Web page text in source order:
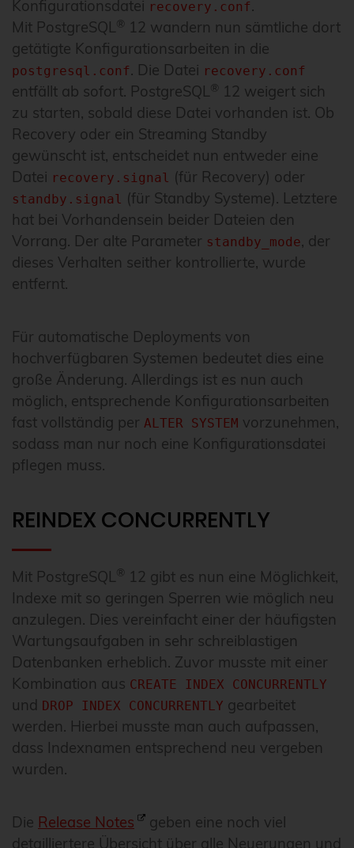
Konfigurationsdatei recovery.conf.
Mit PostgreSQL ® 12 wandern nun sämtliche dort
getätigte Konfigurationsarbeiten in die
postgresql.conf. Die Datei recovery.conf
entfällt ab sofort. PostgreSQL ® 12 weigert sich
zu starten, sobald diese Datei vorhanden ist. Ob
Recovery oder ein Streaming Standby
gewünscht ist, entscheidet nun entweder eine
Datei recovery.signal (für Recovery) oder
standby.signal (für Standby Systeme). Letztere
hat bei Vorhandensein beider Dateien den
Vorrang. Der alte Parameter standby_mode, der
dieses Verhalten seither kontrollierte, wurde
entfernt.
Für automatische Deployments von
hochverfügbaren Systemen bedeutet dies eine
große Änderung. Allerdings ist es nun auch
möglich, entsprechende Konfigurationsarbeiten
fast vollständig per ALTER SYSTEM vorzunehmen,
sodass man nur noch eine Konfigurationsdatei
pflegen muss.
REINDEX CONCURRENTLY
Mit PostgreSQL ® 12 gibt es nun eine Möglichkeit,
Indexe mit so geringen Sperren wie möglich neu
anzulegen. Dies vereinfacht einer der häufigsten
Wartungsaufgaben in sehr schreiblastigen
Datenbanken erheblich. Zuvor musste mit einer
Kombination aus CREATE INDEX CONCURRENTLY
und DROP INDEX CONCURRENTLY gearbeitet
werden. Hierbei musste man auch aufpassen,
dass Indexnamen entsprechend neu vergeben
wurden.
Die Release Notes
geben eine noch viel
detailliertere Übersicht über alle Neuerungen und